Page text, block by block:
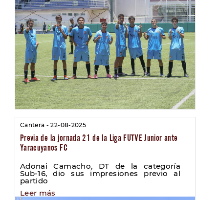
Cantera - 22-08-2025
Previa de la jornada 21 de la Liga FUTVE Junior ante
Yaracuyanos FC
Adonai Camacho, DT de la categoría
Sub-16, dio sus impresiones previo al
partido
Leer más